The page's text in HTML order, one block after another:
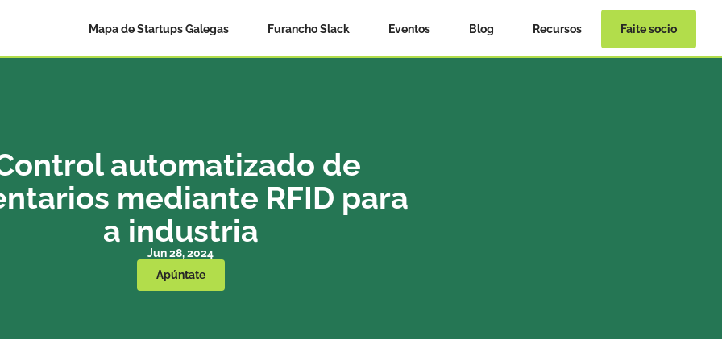
Mapa de Startups Galegas Furancho Slack Eventos Blog Recursos Faite socio
automatizado de
mediante RFID para
a industria
Jun 28, 2024
Apúntate